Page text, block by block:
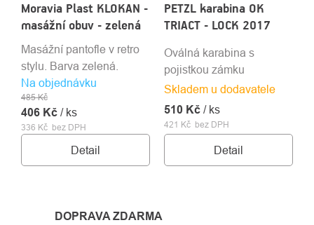
Moravia Plast KLOKAN -
masážní obuv - zelená
Na objednávku
336 Kč bez DPH
485 Kč
406 Kč / ks
Detail
Masážní pantofle v retro
stylu. Barva zelená.
PETZL karabina OK
TRIACT - LOCK 2017
Skladem u dodavatele
421 Kč bez DPH
510 Kč / ks
Detail
Oválná karabina s
pojistkou zámku
DOPRAVA ZDARMA